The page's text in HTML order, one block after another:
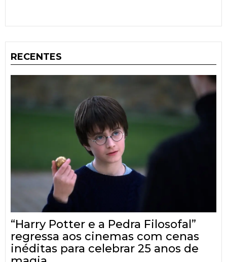
RECENTES
“Harry Potter e a Pedra Filosofal”
regressa aos cinemas com cenas
inéditas para celebrar 25 anos de